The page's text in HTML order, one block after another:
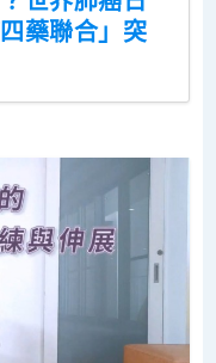
藥聯合」突